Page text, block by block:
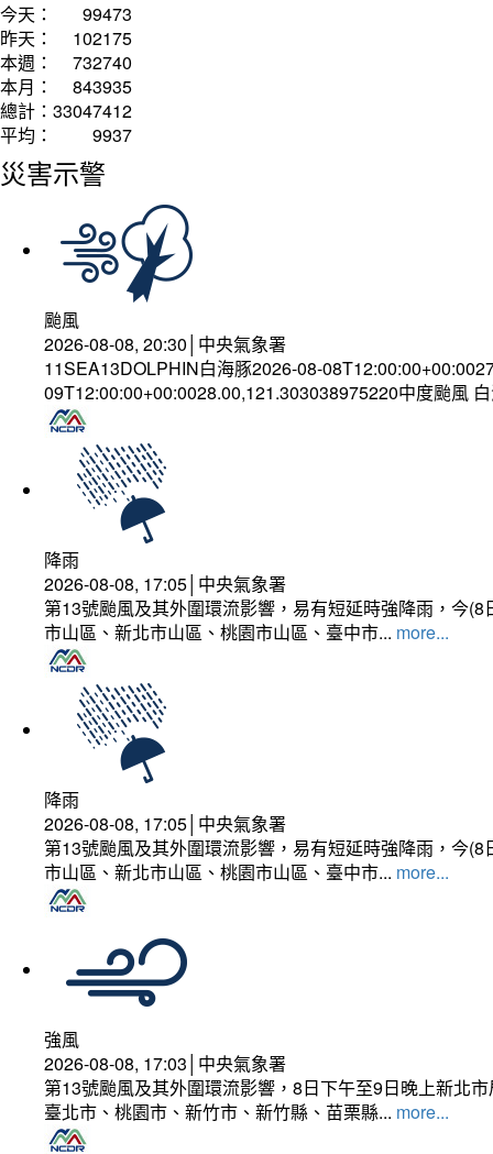
今天：
99473
昨天：
102175
本週：
732740
本月：
843935
總計： 33047412
平均：
9937
災害示警
颱風
2026-08-08, 20:30│中央氣象署
11SEA13DOLPHIN白海豚2026-08-
09T12:00:00+00:0028.00,121.303038975220中度颱風
降雨
2026-08-08, 17:05│中央氣象署
第13號颱風及其外圍環流影響，易有短延時強降雨，今
市山區、新北市山區、桃園市山區、臺中市... more...
降雨
2026-08-08, 17:05│中央氣象署
第13號颱風及其外圍環流影響，易有短延時強降雨，今
市山區、新北市山區、桃園市山區、臺中市... more...
強風
2026-08-08, 17:03│中央氣象署
第13號颱風及其外圍環流影響，8日下午至9日晚上新北
臺北市、桃園市、新竹市、新竹縣、苗栗縣... more...